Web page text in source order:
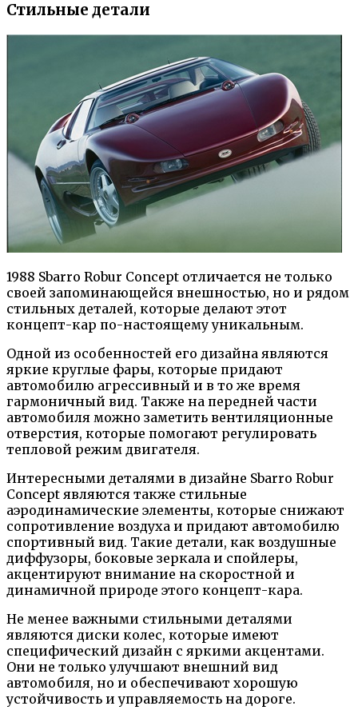
Стильные детали
1988 Sbarro Robur Concept отличается не только
своей запоминающейся внешностью, но и рядом
стильных деталей, которые делают этот
концепт-кар по-настоящему уникальным.
Одной из особенностей его дизайна являются
яркие круглые фары, которые придают
автомобилю агрессивный и в то же время
гармоничный вид. Также на передней части
автомобиля можно заметить вентиляционные
отверстия, которые помогают регулировать
тепловой режим двигателя.
Интересными деталями в дизайне Sbarro Robur
Concept являются также стильные
аэродинамические элементы, которые снижают
сопротивление воздуха и придают автомобилю
спортивный вид. Такие детали, как воздушные
диффузоры, боковые зеркала и спойлеры,
акцентируют внимание на скоростной и
динамичной природе этого концепт-кара.
Не менее важными стильными деталями
являются диски колес, которые имеют
специфический дизайн с яркими акцентами.
Они не только улучшают внешний вид
автомобиля, но и обеспечивают хорошую
устойчивость и управляемость на дороге.